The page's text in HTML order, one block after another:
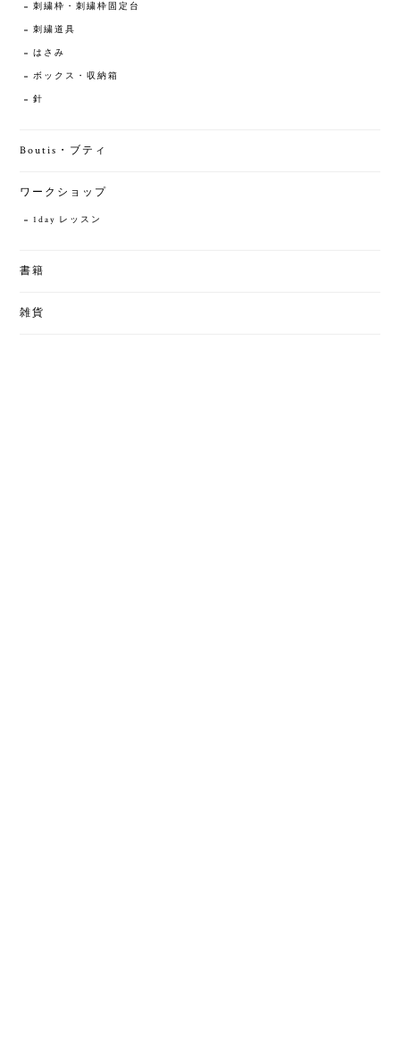
刺繍枠・刺繍枠固定台
刺繍道具
はさみ
ボックス・収納箱
針
Boutis・ブティ
ワークショップ
1day レッスン
書籍
雑貨